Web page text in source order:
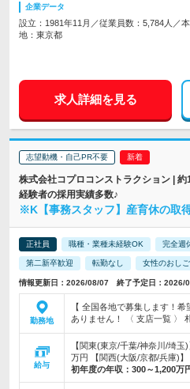
企業データ
設立：1981年11月／従業員数：5,784人／
地：東京都
求人詳細を見る
志望動機・自己PR不要
株式会社コプロコンストラクション |
経験者の採用実績多数♪
※K【事務スタッフ】産育休の取
正社員 職種・業種未経験OK 完全週
第二新卒歓迎 転勤なし 女性のおし
情報更新日：2026/08/07 終了予定日：2026/
勤務地
【 全国各地で募集します！
ありません！ 〈 支店一覧 〉
給与
【関東(東京/千葉/神奈川/埼
万円 【関西(大阪/京都/兵庫)】
初年度の年収： 300～1,200万